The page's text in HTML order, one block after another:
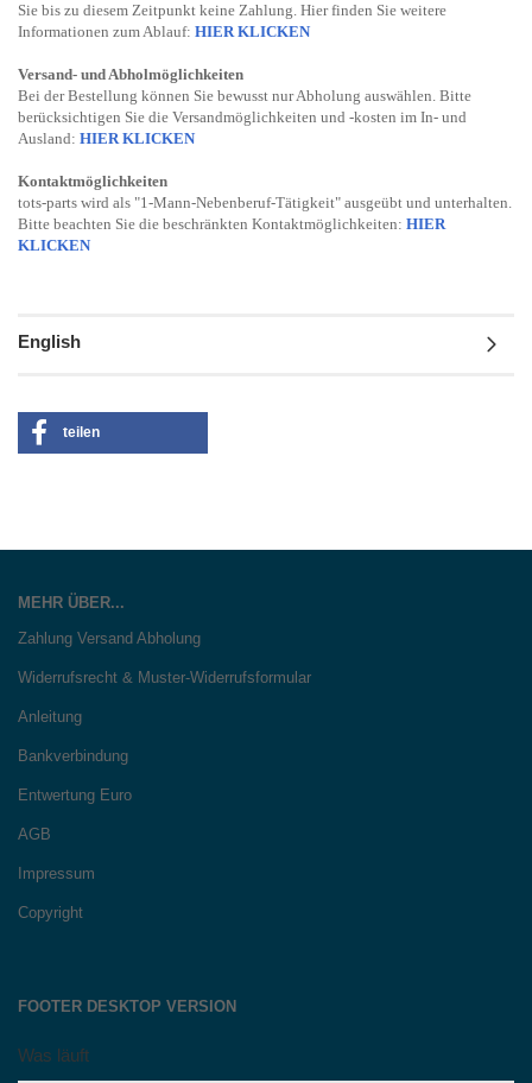
Sie bis zu diesem Zeitpunkt keine Zahlung. Hier finden Sie weitere
Informationen zum Ablauf: HIER KLICKEN
Versand- und Abholmöglichkeiten
Bei der Bestellung können Sie bewusst nur Abholung auswählen. Bitte
berücksichtigen Sie die Versandmöglichkeiten und -kosten im In- und
Ausland: HIER KLICKEN
Kontaktmöglichkeiten
tots-parts wird als "1-Mann-Nebenberuf-Tätigkeit" ausgeübt und unterhalten.
Bitte beachten Sie die beschränkten Kontaktmöglichkeiten: HIER
KLICKEN
English
teilen
MEHR ÜBER...
Zahlung Versand Abholung
Widerrufsrecht & Muster-Widerrufsformular
Anleitung
Bankverbindung
Entwertung Euro
AGB
Impressum
Copyright
FOOTER DESKTOP VERSION
Was läuft